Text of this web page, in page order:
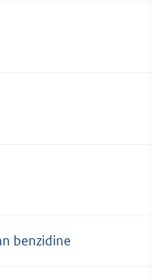
benzidine